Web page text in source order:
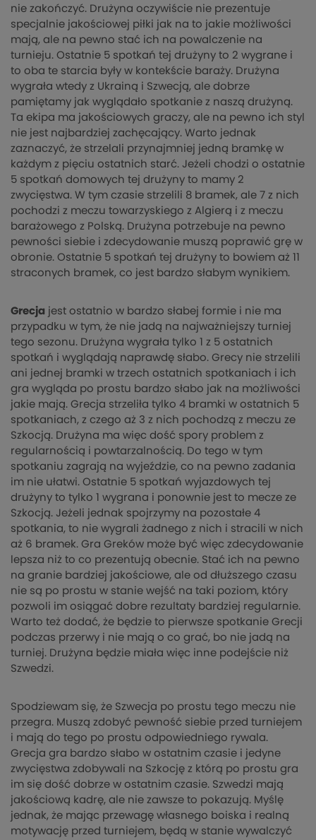
nie zakończyć. Drużyna oczywiście nie prezentuje
specjalnie jakościowej piłki jak na to jakie możliwości
mają, ale na pewno stać ich na powalczenie na
turnieju. Ostatnie 5 spotkań tej drużyny to 2 wygrane i
to oba te starcia były w kontekście baraży. Drużyna
wygrała wtedy z Ukrainą i Szwecją, ale dobrze
pamiętamy jak wyglądało spotkanie z naszą drużyną.
Ta ekipa ma jakościowych graczy, ale na pewno ich styl
nie jest najbardziej zachęcający. Warto jednak
zaznaczyć, że strzelali przynajmniej jedną bramkę w
każdym z pięciu ostatnich starć. Jeżeli chodzi o ostatnie
5 spotkań domowych tej drużyny to mamy 2
zwycięstwa. W tym czasie strzelili 8 bramek, ale 7 z nich
pochodzi z meczu towarzyskiego z Algierą i z meczu
barażowego z Polską. Drużyna potrzebuje na pewno
pewności siebie i zdecydowanie muszą poprawić grę w
obronie. Ostatnie 5 spotkań tej drużyny to bowiem aż 11
straconych bramek, co jest bardzo słabym wynikiem.
Grecja jest ostatnio w bardzo słabej formie i nie ma
przypadku w tym, że nie jadą na najważniejszy turniej
tego sezonu. Drużyna wygrała tylko 1 z 5 ostatnich
spotkań i wyglądają naprawdę słabo. Grecy nie strzelili
ani jednej bramki w trzech ostatnich spotkaniach i ich
gra wygląda po prostu bardzo słabo jak na możliwości
jakie mają. Grecja strzeliła tylko 4 bramki w ostatnich 5
spotkaniach, z czego aż 3 z nich pochodzą z meczu ze
Szkocją. Drużyna ma więc dość spory problem z
regularnością i powtarzalnością. Do tego w tym
spotkaniu zagrają na wyjeździe, co na pewno zadania
im nie ułatwi. Ostatnie 5 spotkań wyjazdowych tej
drużyny to tylko 1 wygrana i ponownie jest to mecze ze
Szkocją. Jeżeli jednak spojrzymy na pozostałe 4
spotkania, to nie wygrali żadnego z nich i stracili w nich
aż 6 bramek. Gra Greków może być więc zdecydowanie
lepsza niż to co prezentują obecnie. Stać ich na pewno
na granie bardziej jakościowe, ale od dłuższego czasu
nie są po prostu w stanie wejść na taki poziom, który
pozwoli im osiągać dobre rezultaty bardziej regularnie.
Warto też dodać, że będzie to pierwsze spotkanie Grecji
podczas przerwy i nie mają o co grać, bo nie jadą na
turniej. Drużyna będzie miała więc inne podejście niż
Szwedzi.
Spodziewam się, że Szwecja po prostu tego meczu nie
przegra. Muszą zdobyć pewność siebie przed turniejem
i mają do tego po prostu odpowiedniego rywala.
Grecja gra bardzo słabo w ostatnim czasie i jedyne
zwycięstwa zdobywali na Szkocję z którą po prostu gra
im się dość dobrze w ostatnim czasie. Szwedzi mają
jakościową kadrę, ale nie zawsze to pokazują. Myślę
jednak, że mając przewagę własnego boiska i realną
motywację przed turniejem, będą w stanie wywalczyć